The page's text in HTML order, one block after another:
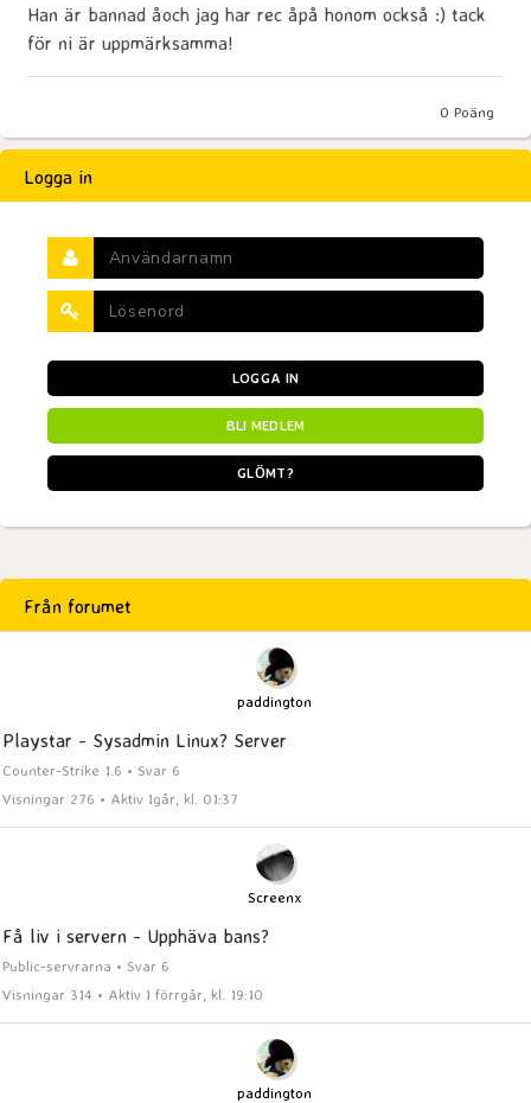
Han är bannad åoch jag har rec åpå honom också :) tack
för ni är uppmärksamma!
0 Poäng
Logga in
LOGGA IN
BLI MEDLEM
GLÖMT?
Från forumet
paddington
Playstar - Sysadmin Linux? Server
Counter-Strike 1.6 • Svar 6
Visningar 276 • Aktiv Igår, kl. 01:37
Screenx
Få liv i servern - Upphäva bans?
Public-servrarna • Svar 6
Visningar 314 • Aktiv I förrgår, kl. 19:10
paddington